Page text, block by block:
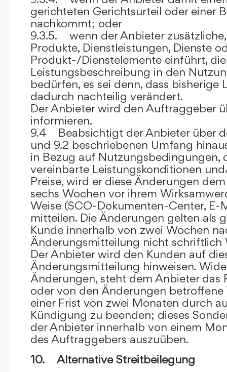
gerichteten Gerichtsurteil oder einer
nachkommt; oder
9.3.5. wenn der Anbieter
Produkte, Dienstleistungen, Dienste
Produkt-/Dienstelemente einführt,
Leistungsbeschreibung in den
bedürfen, es sei denn, dass bisherige
dadurch nachteilig verändert.
Der Anbieter wird den Auftraggeber
informieren.
9.4 Beabsichtigt der Anbieter über
und 9.2 beschriebenen Umfang
in Bezug auf Nutzungsbedingungen,
vereinbarte Leistungskonditionen
Preise, wird er diese Änderungen
sechs Wochen vor ihrem
Weise (SCO-Dokumenten-Center, E-
mitteilen. Die Änderungen gelten als
Kunde innerhalb von zwei Wochen
Änderungsmitteilung nicht schriftlich
Der Anbieter wird den Kunden auf
Änderungsmitteilung hinweisen.
Änderungen, steht dem Anbieter das
oder von den Änderungen betroffene
einer Frist von zwei Monaten durch
Kündigung zu beenden; dieses
der Anbieter innerhalb von einem
des Auftraggebers auszuüben.
10. Alternative Streitbeilegung